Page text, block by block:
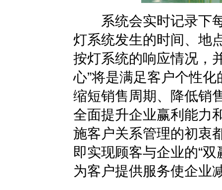
系统会实时记录下每
灯系统发生的时间、地
按灯系统的响应情况，
心”将是满足客户个性
缩短销售周期、降低销
全面提升企业赢利能力
施客户关系管理的初衷
即实现顾客与企业的“
为客户提供服务使企业